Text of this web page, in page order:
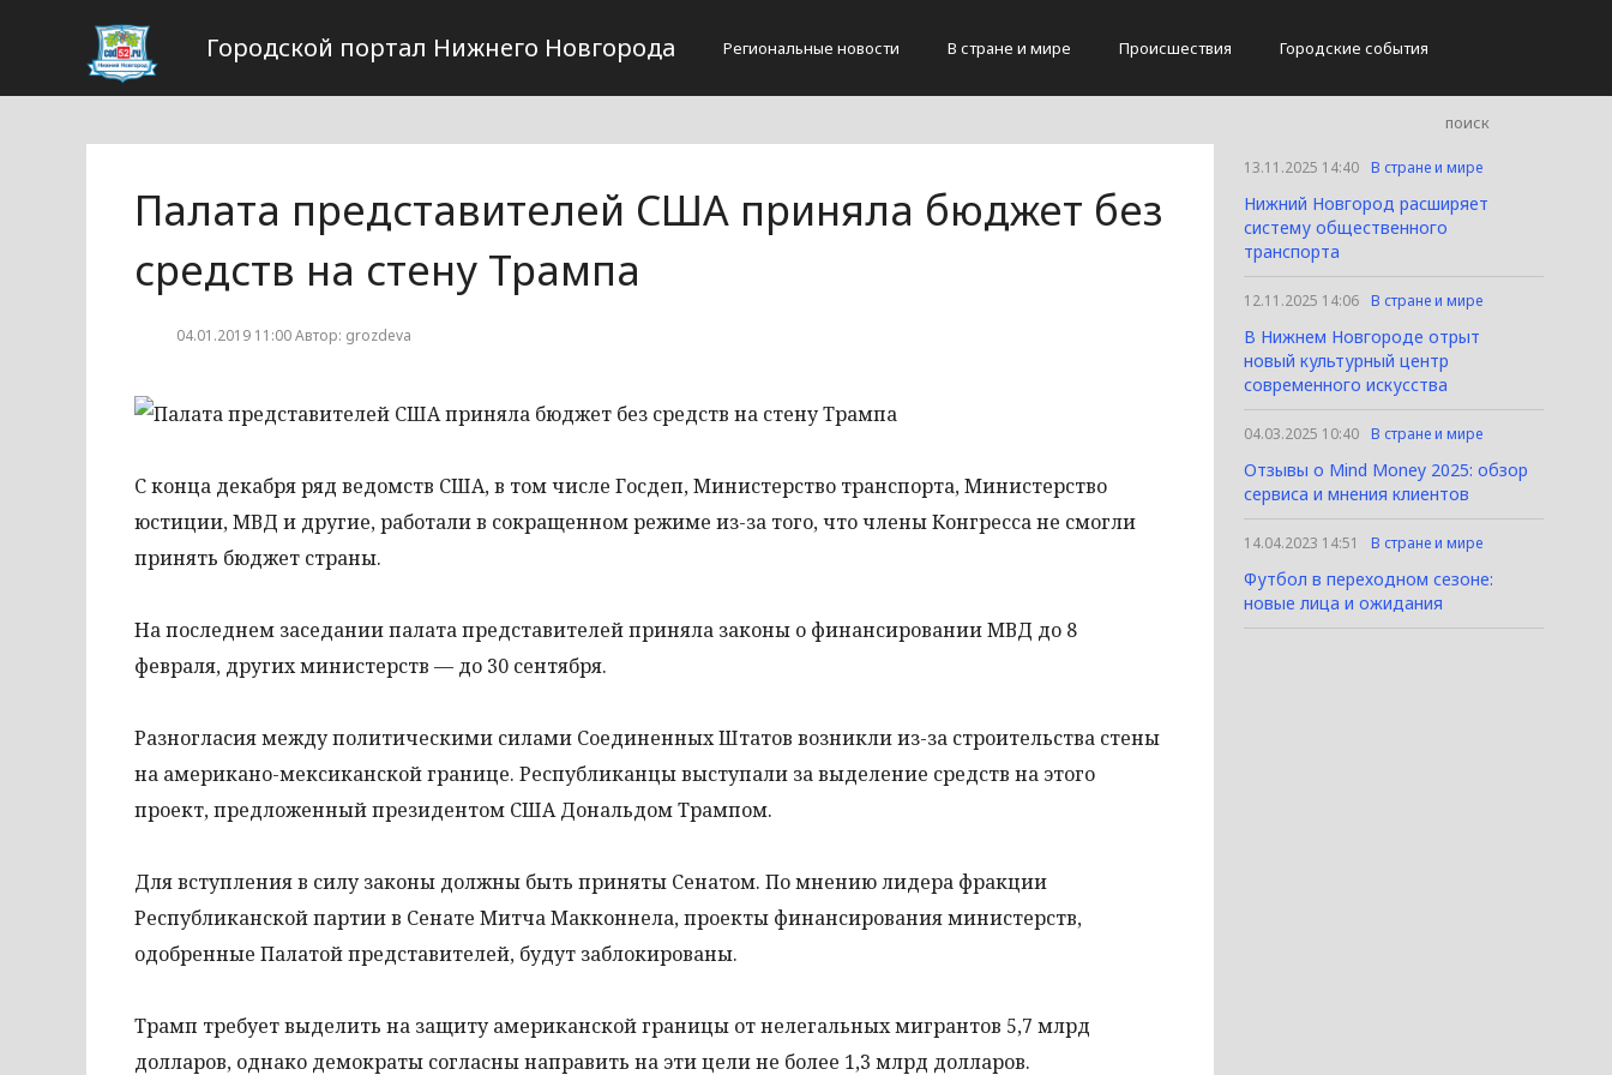
Городской портал Нижнего Новгорода Региональные новости В стране и мире Происшествия Городские события
Палата представителей США приняла бюджет без
средств на стену Трампа
04.01.2019 11:00 Автор: grozdeva
С конца декабря ряд ведомств США, в том числе Госдеп, Министерство транспорта, Министерство
юстиции, МВД и другие, работали в сокращенном режиме из-за того, что члены Конгресса не смогли
принять бюджет страны.
На последнем заседании палата представителей приняла законы о финансировании МВД до 8
февраля, других министерств — до 30 сентября.
Разногласия между политическими силами Соединенных Штатов возникли из-за строительства стены
на американо-мексиканской границе. Республиканцы выступали за выделение средств на этого
проект, предложенный президентом США Дональдом Трампом.
Для вступления в силу законы должны быть приняты Сенатом. По мнению лидера фракции
Республиканской партии в Сенате Митча Макконнела, проекты финансирования министерств,
одобренные Палатой представителей, будут заблокированы.
Трамп требует выделить на защиту американской границы от нелегальных мигрантов 5,7 млрд
долларов, однако демократы согласны направить на эти цели не более 1,3 млрд долларов.
13.11.2025 14:40 В стране и мире
Нижний Новгород расширяет
систему общественного
транспорта
12.11.2025 14:06 В стране и мире
В Нижнем Новгороде отрыт
новый культурный центр
современного искусства
04.03.2025 10:40 В стране и мире
Отзывы о Mind Money 2025: обзор
сервиса и мнения клиентов
14.04.2023 14:51 В стране и мире
Футбол в переходном сезоне:
новые лица и ожидания